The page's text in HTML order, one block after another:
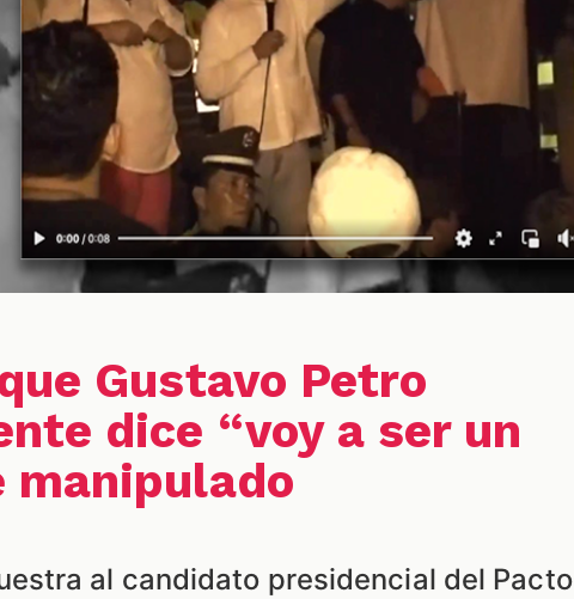
Gustavo Petro
dice “voy a ser un
manipulado
al candidato presidencial del Pacto